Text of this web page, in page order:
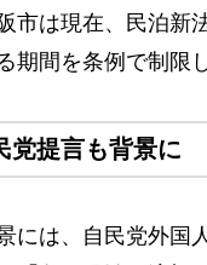
市は現在、民泊新
期間を条例で制限
党提言も背景に
には、自民党外国